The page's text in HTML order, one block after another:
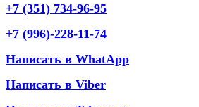
+7 (351) 734-96-95
+7 (996)-228-11-74
Написать в WhatApp
Написать в Viber